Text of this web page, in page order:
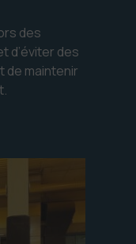
des
d’éviter des
de maintenir